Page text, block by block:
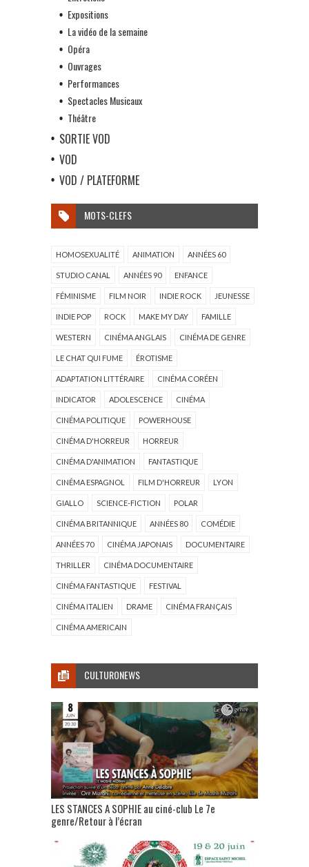
Expositions
La vidéo de la semaine
Opéra
Ouvrages
Performances
Spectacles Musicaux
Théâtre
SORTIE VOD
VOD
VOD / PLATEFORME
MOTS-CLEFS
HOMOSEXUALITÉ ANIMATION ANNÉES 60
STUDIO CANAL ANNÉES 90 ENFANCE
FÉMINISME FILM NOIR INDIE ROCK JEUNESSE
INDIE POP ROCK MAKE MY DAY FAMILLE
WESTERN CINÉMA ANGLAIS CINÉMA DE GENRE
LE CHAT QUI FUME ÉROTISME
ADAPTATION LITTÉRAIRE CINÉMA CORÉEN
INDICATOR ADOLESCENCE CINÉMA
CINÉMA POLITIQUE POWERHOUSE
CINÉMA D'HORREUR HORREUR
CINÉMA D'ANIMATION FANTASTIQUE
CINÉMA ESPAGNOL FILM D'HORREUR LYON
GIALLO SCIENCE-FICTION POLAR
CINÉMA BRITANNIQUE ANNÉES 80 COMÉDIE
ANNÉES 70 CINÉMA JAPONAIS DOCUMENTAIRE
THRILLER CINÉMA DOCUMENTAIRE
CINÉMA FANTASTIQUE FESTIVAL
CINÉMA ITALIEN DRAME CINÉMA FRANÇAIS
CINÉMA AMERICAIN
CULTURONEWS
LES STANCES A SOPHIE au ciné-club Le 7e
genre/Retour à l’écran